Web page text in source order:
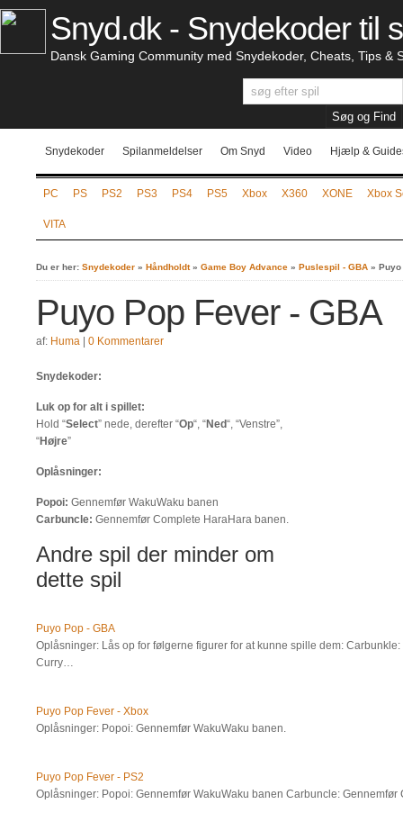
Snyd.dk - Snydekoder til
Dansk Gaming Community med Snydekoder, Cheats, Tips &
Snydekoder Spilanmeldelser Om Snyd Video Hjælp &
PC PS PS2 PS3 PS4 PS5 Xbox X360 XONE Xbox
VITA
Du er her: Snydekoder » Håndholdt» Game Boy Advance » Puslespil - GBA » Puyo
Puyo Pop Fever - GBA
af: Huma 0 Kommentarer
Snydekoder:
Luk op for alt i spillet:
Hold “Select” nede, derefter “Op“, “Ned“, “Venstre”,
“Højre”
Oplåsninger:
Popoi: Gennemfør WakuWaku banen
Carbuncle: Gennemfør Complete HaraHara banen.
Andre spil der minder om
dette spil
Puyo Pop - GBA
Oplåsninger: Lås op for følgerne figurer for at kunne spille dem:
Curry…
Puyo Pop Fever - Xbox
Oplåsninger: Popoi: Gennemfør WakuWaku banen.
Puyo Pop Fever - PS2
Oplåsninger: Popoi: Gennemfør WakuWaku banen Carbuncle: